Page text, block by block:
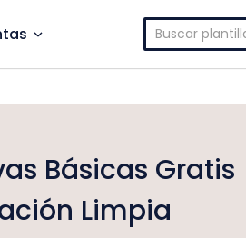
Buscar:
Básicas Gratis
Limpia